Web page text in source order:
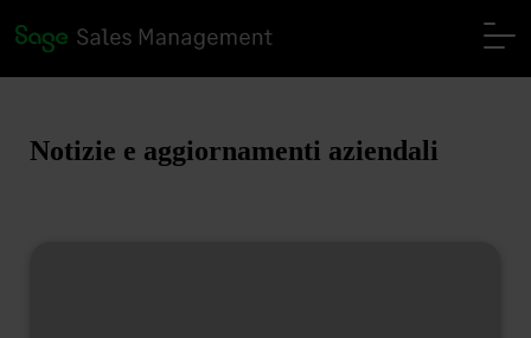
Notizie e aggiornamenti aziendali